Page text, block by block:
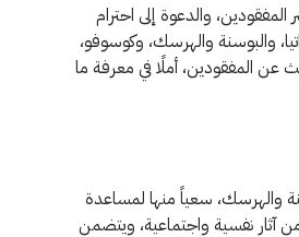
فعّال في دعم أسر المفقودين، والدعوة إلى احترام
والبوسنة والهرسك، وكوسوفو،
الدولية ما يزيد على 34000 طلب للبحث عن المفقودين، أملًا في معرفة ما
والهرسك، سعياً منها لمساعدة
آثار نفسية واجتماعية، ويتضمن